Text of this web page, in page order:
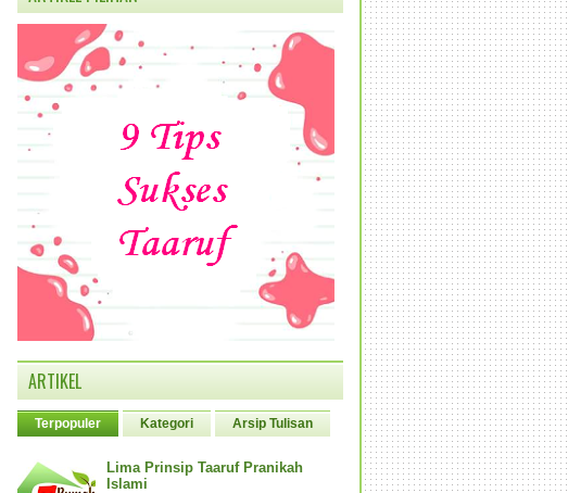
ARTIKEL
Terpopuler Kategori Arsip Tulisan
Lima Prinsip Taaruf Pranikah
Islami